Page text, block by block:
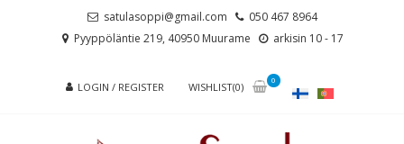
satulasoppi@gmail.com
050 467 8964
Pyyppöläntie 219, 40950 Muurame
arkisin 10 - 17
LOGIN / REGISTER WISHLIST(0)
0